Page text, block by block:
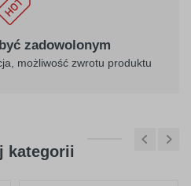
zadowolonym
możliwość zwrotu produktu
kategorii